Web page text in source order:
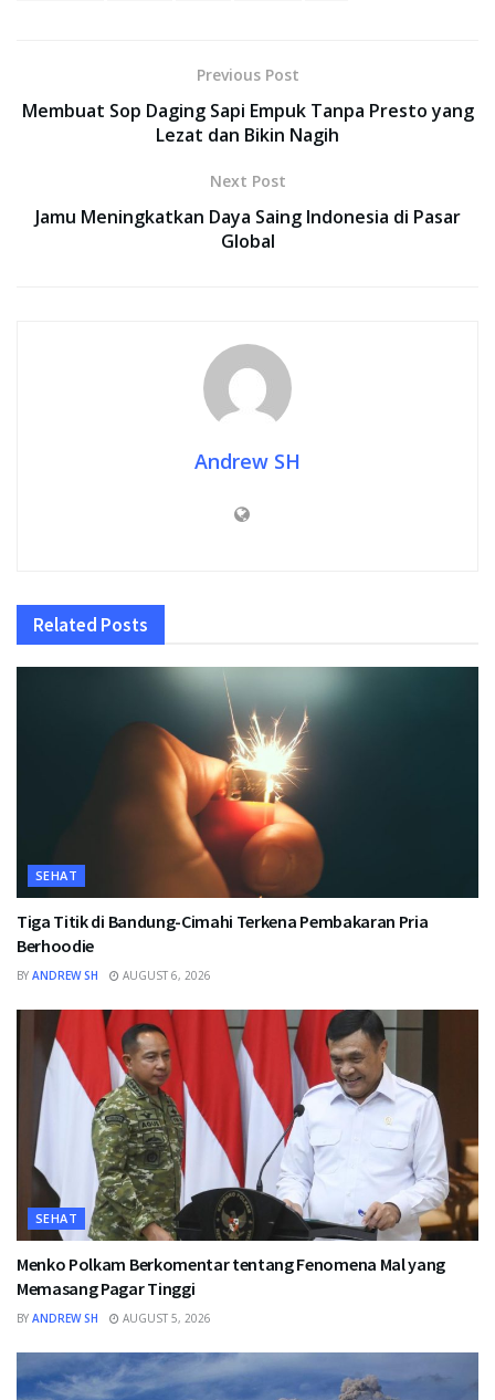
Previous Post
Membuat Sop Daging Sapi Empuk Tanpa Presto yang
Lezat dan Bikin Nagih
Next Post
Jamu Meningkatkan Daya Saing Indonesia di Pasar
Global
Andrew SH
Related Posts
SEHAT
Tiga Titik di Bandung-Cimahi Terkena Pembakaran Pria
Berhoodie
BY ANDREW SH AUGUST 6, 2026
SEHAT
Menko Polkam Berkomentar tentang Fenomena Mal yang
Memasang Pagar Tinggi
BY ANDREW SH AUGUST 5, 2026